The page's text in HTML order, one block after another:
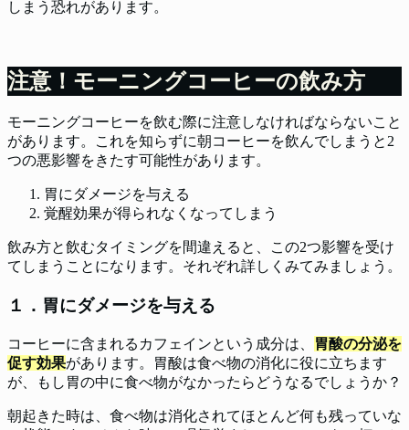
しまう恐れがあります。
注意！モーニングコーヒーの飲み方
モーニングコーヒーを飲む際に注意しなければならないこと
があります。これを知らずに朝コーヒーを飲んでしまうと2
つの悪影響をきたす可能性があります。
胃にダメージを与える
覚醒効果が得られなくなってしまう
飲み方と飲むタイミングを間違えると、この2つ影響を受け
てしまうことになります。それぞれ詳しくみてみましょう。
１．胃にダメージを与える
コーヒーに含まれるカフェインという成分は、
胃酸の分泌を
促す効果があります。胃酸は食べ物の消化に役に立ちます
が、もし胃の中に食べ物がなかったらどうなるでしょうか？
朝起きた時は、食べ物は消化されてほとんど何も残っていな